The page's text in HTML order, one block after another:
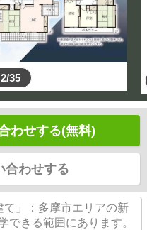
2/35
わせする(無料)
合わせする
」：多摩市エリアの新
できる範囲にあります。